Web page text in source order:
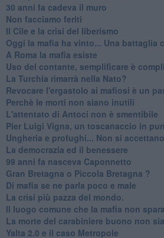
30 anni fa cadeva il muro
Non facciamo feriti
Il Cile e la crisi del liberismo
Oggi la mafia ha vinto... Una battaglia
A Roma la mafia esiste
Uso del contante, semplificare è
La Turchia rimarrà nella Nato?
Revocare l'ergastolo ai mafiosi è un
Perchè le morti non siano inutili
L'attentato di Antoci non è smentibile
Pier Luigi Vigna, un toscanaccio in
Ungheria e profughi... Non si
La democrazia ed il benessere
99 anni fa nasceva Caponnetto
Gran Bretagna o Piccola Bretagna ?
Di mafia se ne parla poco e male
La crisi più pazza del mondo.
Il luogo comune che la mafia non
La morte del carabiniere buono non
Yalta 2.0 e il caso Metropole